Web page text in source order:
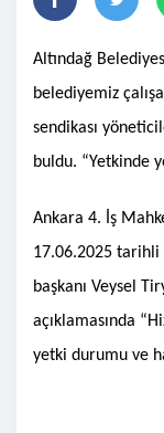
Altındağ
belediyemiz
sendikası
buldu. “Yetkinde
Ankara 4. İş
17.06.2025 tarihli
başkanı Veysel
açıklamasında
yetki durumu ve